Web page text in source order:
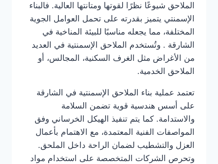
الملاحق شيوعًا نظرًا لقوتها ومتانتها العالية. فالبناء
الإسمنتي يتميز بقدرته على تحمل العوامل الجوية
المختلفة، مما يجعله مناسبًا للبيئة المناخية في
الشارقة . وتُستخدم الملاحق الإسمنتية في العديد
من الأغراض مثل الغرف السكنية، المجالس، أو
الملاحق الخدمية.
تعتمد عملية بناء الملاحق الإسمنتية في الشارقة
على أسس هندسية قوية تضمن السلامة
والاستدامة. كما يتم تنفيذ الهيكل الخرساني وفق
المواصفات الفنية المعتمدة، مع الاهتمام بأعمال
العزل والتشطيب لضمان الراحة داخل الملحق.
وتحرص الشركات المتخصصة على استخدام مواد